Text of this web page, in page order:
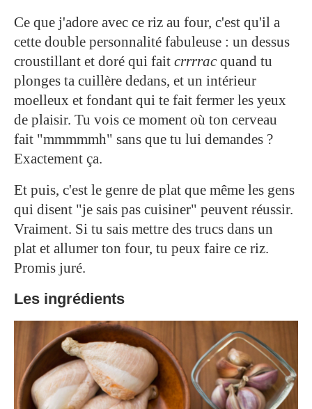
Ce que j'adore avec ce riz au four, c'est qu'il a
cette double personnalité fabuleuse : un dessus
croustillant et doré qui fait crrrrac quand tu
plonges ta cuillère dedans, et un intérieur
moelleux et fondant qui te fait fermer les yeux
de plaisir. Tu vois ce moment où ton cerveau
fait "mmmmmh" sans que tu lui demandes ?
Exactement ça.
Et puis, c'est le genre de plat que même les gens
qui disent "je sais pas cuisiner" peuvent réussir.
Vraiment. Si tu sais mettre des trucs dans un
plat et allumer ton four, tu peux faire ce riz.
Promis juré.
Les ingrédients